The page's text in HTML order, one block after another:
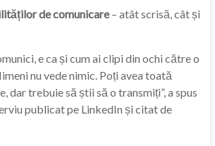
de comunicare– atât scrisă, cât și
e ca și cum ai clipi din ochi către o
nu vede nimic. Poți avea toată
dar trebuie să știi să o transmiți”, a spus
publicat pe LinkedIn și citat de